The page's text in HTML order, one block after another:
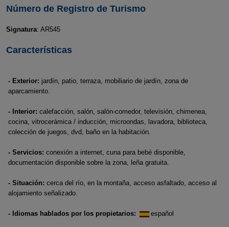
Número de Registro de Turismo
Signatura: AR545
Características
- Exterior: jardín, patio, terraza, mobiliario de jardín, zona de
aparcamiento.
- Interior: calefacción, salón, salón-comedor, televisión, chimenea,
cocina, vitrocerámica / inducción, microondas, lavadora, biblioteca,
colección de juegos, dvd, baño en la habitación.
- Servicios: conexión a internet, cuna para bebé disponible,
documentación disponible sobre la zona, leña gratuita.
- Situación: cerca del río, en la montaña, acceso asfaltado, acceso al
alojamiento señalizado.
- Idiomas hablados por los propietarios: español